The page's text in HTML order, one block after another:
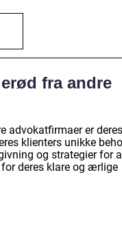
fra andre
advokatfirmaer er deres
klienters unikke
og strategier for
deres klare og ærlige